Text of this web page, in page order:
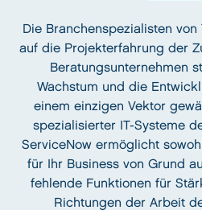
Die Branchenspezialisten von
auf die Projekterfahrung der
Beratungsunternehmen
Wachstum und die
einem einzigen Vektor
spezialisierter IT-Systeme
ServiceNow ermöglicht
für Ihr Business von Grund
fehlende Funktionen für
Richtungen der Arbeit